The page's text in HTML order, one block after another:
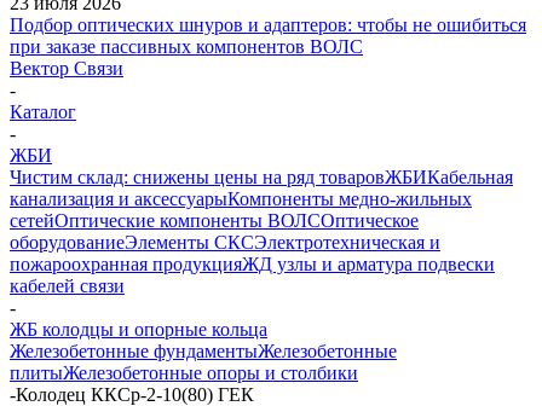
Подбор оптических шнуров и адаптеров: чтобы не ошибиться
при заказе пассивных компонентов ВОЛС
Вектор Связи
-
Каталог
-
ЖБИ
Чистим склад: снижены цены на ряд товаровЖБИКабельная
канализация и аксессуарыКомпоненты медно-жильных
сетейОптические компоненты ВОЛСОптическое
оборудованиеЭлементы СКСЭлектротехническая и
пожароохранная продукцияЖД узлы и арматура подвески
кабелей связи
-
ЖБ колодцы и опорные кольца
Железобетонные фундаментыЖелезобетонные
плитыЖелезобетонные опоры и столбики
-Колодец ККСр-2-10(80) ГЕК